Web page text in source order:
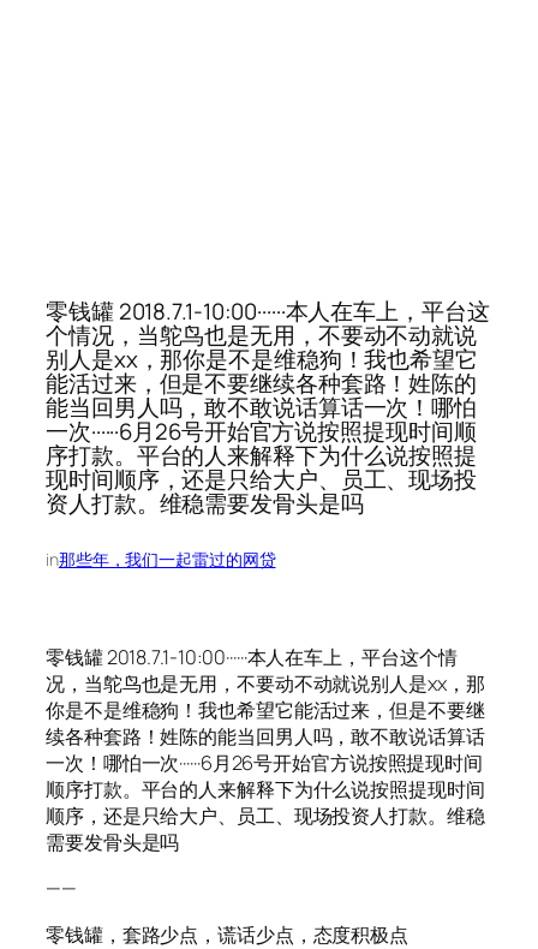
零钱罐 2018.7.1-10:00······本人在车上，平台这
个情况，当鸵鸟也是无用，不要动不动就说
别人是xx，那你是不是维稳狗！我也希望它
能活过来，但是不要继续各种套路！姓陈的
能当回男人吗，敢不敢说话算话一次！哪怕
一次······6月26号开始官方说按照提现时间顺
序打款。平台的人来解释下为什么说按照提
现时间顺序，还是只给大户、员工、现场投
资人打款。维稳需要发骨头是吗
in那些年，我们一起雷过的网贷
零钱罐 2018.7.1-10:00······本人在车上，平台这个情
况，当鸵鸟也是无用，不要动不动就说别人是xx，那
你是不是维稳狗！我也希望它能活过来，但是不要继
续各种套路！姓陈的能当回男人吗，敢不敢说话算话
一次！哪怕一次······6月26号开始官方说按照提现时间
顺序打款。平台的人来解释下为什么说按照提现时间
顺序，还是只给大户、员工、现场投资人打款。维稳
需要发骨头是吗
——
零钱罐，套路少点，谎话少点，态度积极点